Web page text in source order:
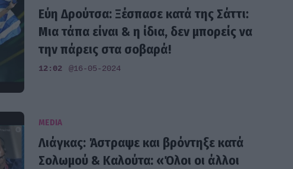
Εύη Δρούτσα: Ξέσπασε κατά της Σάττι:
Μια τάπα είναι & η ίδια, δεν μπορείς να
την πάρεις στα σοβαρά!
12:02 @16-05-2024
MEDIA
Λιάγκας: Άστραψε και βρόντηξε κατά
Σολωμού & Καλούτα: «Όλοι οι άλλοι